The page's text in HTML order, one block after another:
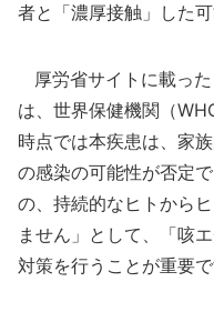
者と「濃厚接触」した可
厚労省サイトに載っ
は、世界保健機関（
時点では本疾患は、家
の感染の可能性が否定
の、持続的なヒトから
ません」として、「咳
対策を行うことが重要